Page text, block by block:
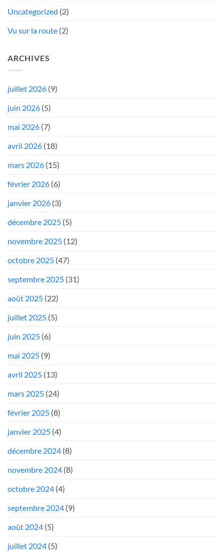
Uncategorized (2)
Vu sur la route (2)
ARCHIVES
juillet 2026 (9)
juin 2026 (5)
mai 2026 (7)
avril 2026 (18)
mars 2026 (15)
février 2026 (6)
janvier 2026 (3)
décembre 2025 (5)
novembre 2025 (12)
octobre 2025 (47)
septembre 2025 (31)
août 2025 (22)
juillet 2025 (5)
juin 2025 (6)
mai 2025 (9)
avril 2025 (13)
mars 2025 (24)
février 2025 (8)
janvier 2025 (4)
décembre 2024 (8)
novembre 2024 (8)
octobre 2024 (4)
septembre 2024 (9)
août 2024 (5)
juillet 2024 (5)